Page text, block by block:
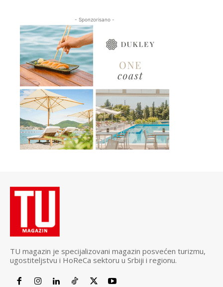
- Sponzorisano -
TU magazin je specijalizovani magazin posvećen turizmu,
ugostiteljstvu i HoReCa sektoru u Srbiji i regionu.